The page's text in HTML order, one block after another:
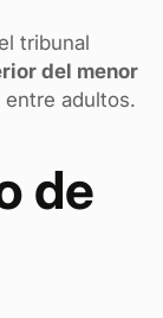
tribunal
del menor
adultos.
de